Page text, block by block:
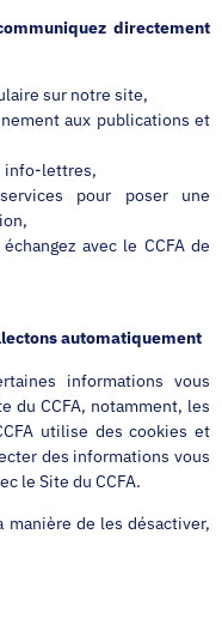
directement
sur notre site,
aux publications et
info-lettres,
pour poser une
avec le CCFA de
automatiquement
informations vous
du CCFA, notamment, les
utilise des cookies et
des informations vous
le Site du CCFA.
manière de les désactiver,